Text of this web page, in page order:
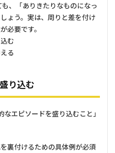
、「ありきたりなものになっ
ょう。実は、周りと差を付け
必要です。
む
る
り込む
エピソードを盛り込むこと」
裏付けるための具体例が必須